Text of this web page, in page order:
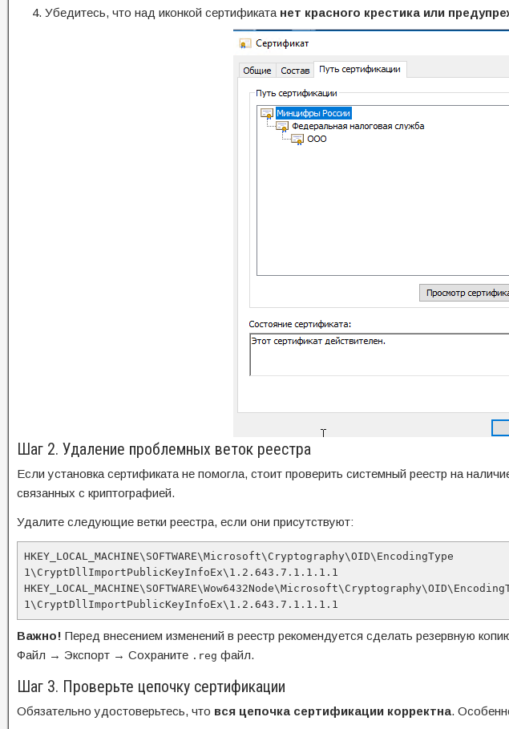
Убедитесь, что над иконкой сертификата нет красного крестика или
Шаг 2. Удаление проблемных веток реестра
Если установка сертификата не помогла, стоит проверить системный реестр на
связанных с криптографией.
Удалите следующие ветки реестра, если они присутствуют:
HKEY_LOCAL_MACHINE\SOFTWARE\Microsoft\Cryptography\OID\EncodingType
1\CryptDllImportPublicKeyInfoEx\1.2.643.7.1.1.1.1
1\CryptDllImportPublicKeyInfoEx\1.2.643.7.1.1.1.1
Важно! Перед внесением изменений в реестр рекомендуется сделать резервную
Файл → Экспорт → Сохраните .reg файл.
Шаг 3. Проверьте цепочку сертификации
Обязательно удостоверьтесь, что вся цепочка сертификации корректна.